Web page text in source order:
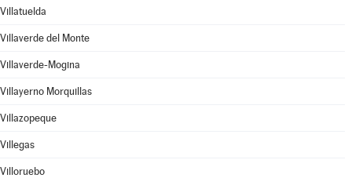
Villatuelda
Villaverde del Monte
Villaverde-Mogina
Villayerno Morquillas
Villazopeque
Villegas
Villoruebo